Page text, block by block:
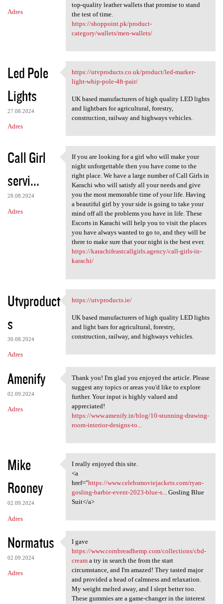
Adres
top-quality leather wallets that promise to stand
the test of time.
https://shoppoint.pk/product-
category/wallets/men-wallets/
Led Pole
Lights
27.08.2024
Adres
https://utvproducts.co.uk
https://utvproducts.co.uk/product/led-marker-
light-whip-pole-4ft-pair/
UK based manufacturers of high quality LED lights
and lightbars for agricultural, forestry,
construction, railway and highways vehicles.
Call Girl
servi...
28.08.2024
Adres
If you are looking for a girl
If you are looking for a girl who will make your
night unforgettable then you have come to the
right place. We have a large number of Call Girls in
Karachi who will satisfy all your needs and give
you the most memorable time of your life. Having
a beautiful girl by your side is going to take your
mind off all the problems you have in life. These
Escorts in Karachi will help you to visit the places
you have always wanted to go to, and they will be
there to make sure that your night is the best ever.
https://karachifeastcallgirls.agency/call-girls-in-
karachi/
Utvproduct
s
30.08.2024
Adres
https://utvproducts.ie/
https://utvproducts.ie/
UK based manufacturers of high quality LED lights
and light bars for agricultural, forestry,
construction, railway, and highways vehicles.
Amenify
02.09.2024
Adres
Thank you! I'm glad you
Thank you! I'm glad you enjoyed the article. Please
suggest any topics or areas you'd like to explore
further. Your input is highly valued and
appreciated!
https://www.amenify.in/blog/10-stunning-drawing-
room-interior-designs-to...
Mike
Rooney
02.09.2024
Adres
I really enjoyed this site.
I really enjoyed this site.
<a
href="https://www.celebsmoviejackets.com/ryan-
gosling-barbie-event-2023-blue-s...Gosling Blue
Suit</a>
Normatus
02.09.2024
Adres
I gave https://www
I gave
https://www.cornbreadhemp.com/collections/cbd-
creama try in search the from the start
circumstance, and I'm amazed! They tasted major
and provided a head of calmness and relaxation.
My weight melted away, and I slept better too.
These gummies are a game-changer in the interest